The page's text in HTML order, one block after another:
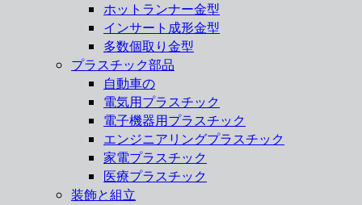
ホットランナー金型
インサート成形金型
多数個取り金型
プラスチック部品
自動車の
電気用プラスチック
電子機器用プラスチック
エンジニアリングプラスチック
家電プラスチック
医療プラスチック
装飾と組立